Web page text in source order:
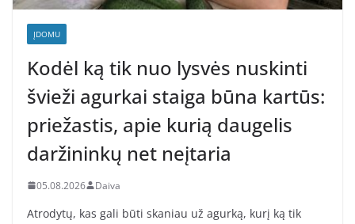
ĮDOMU
Kodėl ką tik nuo lysvės nuskinti
švieži agurkai staiga būna kartūs:
priežastis, apie kurią daugelis
daržininkų net neįtaria
05.08.2026 Daiva
Atrodytų, kas gali būti skaniau už agurką, kurį ką tik